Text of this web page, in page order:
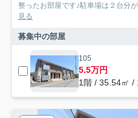
整ったお部屋です♪駐車場は２台分
見る
募集中の部屋
105
5.5万円
1階 / 35.54㎡ /